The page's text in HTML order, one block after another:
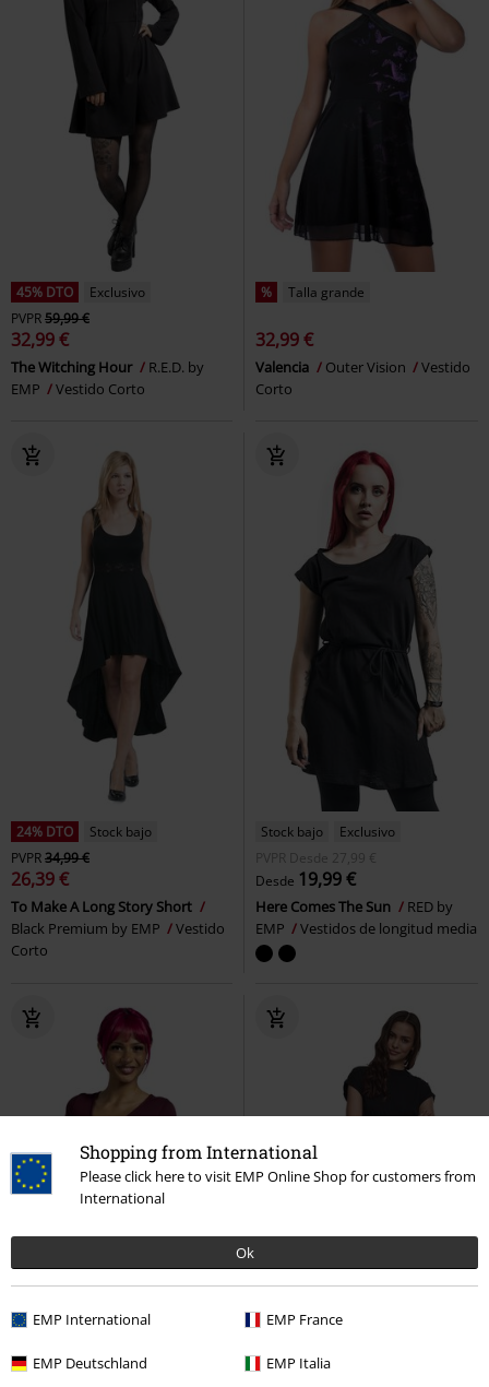
Shopping from International
Please click here to visit EMP Online Shop for customers from
International
Ok
EMP International EMP France
EMP Deutschland EMP Italia
45% DTO
Exclusivo
PVPR59,99 €
32,99 €
The Witching Hour
R.E.D. by
EMP
Vestido Corto
% Talla grande
32,99 €
Valencia Outer Vision
Vestido
Corto
24% DTO
Stock bajo
PVPR34,99 €
26,39 €
To Make A Long Story Short
Black Premium by EMP
Vestido
Corto
Stock bajo
Exclusivo
PVPR
Desde 27,99 €
Desde 19,99 €
Here Comes The Sun
RED by
EMP
Vestidos de longitud media